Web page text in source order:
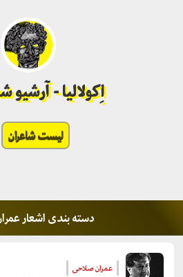
اِکولالیا -
لیست شاعران
دسته بندی اشعار
عمران صلاحی